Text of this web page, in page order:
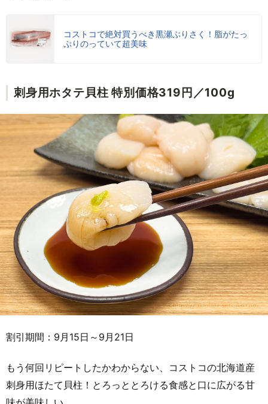
コストコで絶対買うべき黒瀬ぶりさく！脂がたっ
ぷりのっていて超美味
刺身用ホタテ貝柱 特別価格319円／100g
割引期間：9月15日～9月21日
もう何回リピートしたかわからない、コストコの北海道産
刺身用ほたて貝柱！とろっととろける食感と口に広がる甘